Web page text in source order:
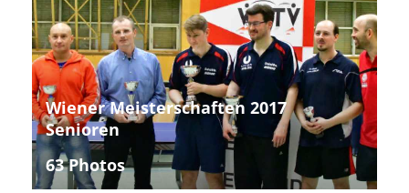
Wiener Meisterschaften 2017
Senioren
63 Photos